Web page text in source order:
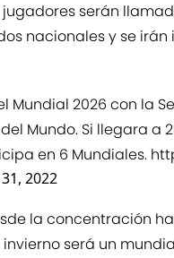
jugadores serán
nacionales y se
2026 con la
Mundo. Si llegara a
en 6 Mundiales.
2022
la concentración
invierno será un